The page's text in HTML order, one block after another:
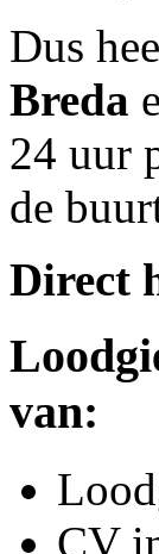
Dus
Breda
24 uur
de
Direct
van:
CV